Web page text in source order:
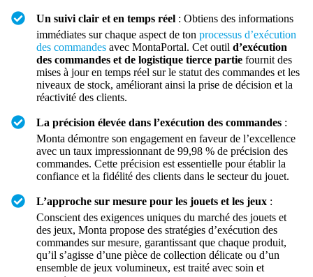
Un suivi clair et en temps réel : Obtiens des informations
immédiates sur chaque aspect de ton processus d’exécution
des commandes avec MontaPortal. Cet outil d’exécution
des commandes et de logistique tierce partie fournit des
mises à jour en temps réel sur le statut des commandes et les
niveaux de stock, améliorant ainsi la prise de décision et la
réactivité des clients.
La précision élevée dans l’exécution des commandes :
Monta démontre son engagement en faveur de l’excellence
avec un taux impressionnant de 99,98 % de précision des
commandes. Cette précision est essentielle pour établir la
confiance et la fidélité des clients dans le secteur du jouet.
L’approche sur mesure pour les jouets et les jeux :
Conscient des exigences uniques du marché des jouets et
des jeux, Monta propose des stratégies d’exécution des
commandes sur mesure, garantissant que chaque produit,
qu’il s’agisse d’une pièce de collection délicate ou d’un
ensemble de jeux volumineux, est traité avec soin et